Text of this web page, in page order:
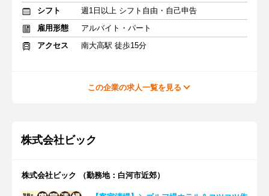
シフト
週1日以上 シフト自由・自己申告
雇用形態
アルバイト・パート
アクセス
南大高駅 徒歩15分
この企業の求人一覧を見る
株式会社ビック
株式会社ビック （勤務地：白河市近郊）